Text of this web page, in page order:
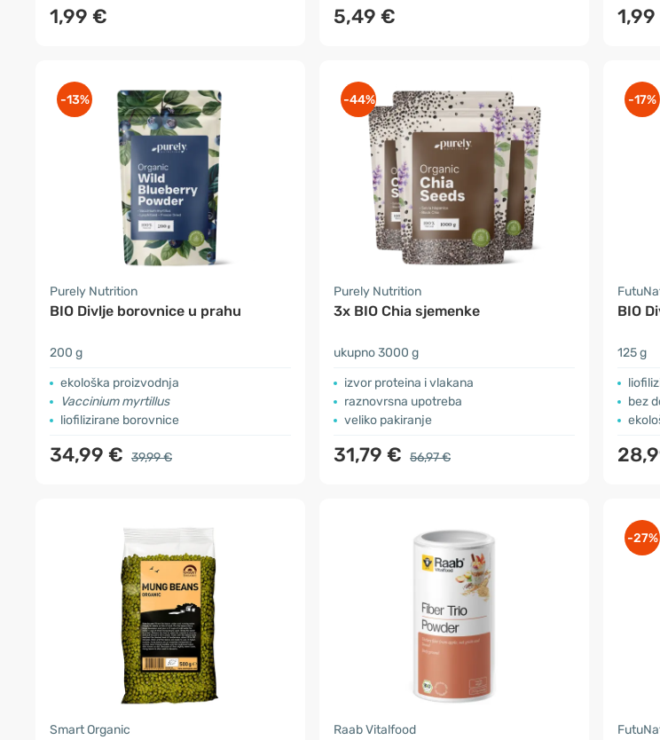
1,99 € 5,49 €
-13%
Purely Nutrition
BIO Divlje borovnice u prahu
200 g
ekološka proizvodnja
Vaccinium myrtillus
liofilizirane borovnice
34,99 € 39,99 €
-44%
Purely Nutrition
3x BIO Chia sjemenke
ukupno 3000 g
izvor proteina i vlakana
raznovrsna upotreba
veliko pakiranje
31,79 € 56,97 €
-17%
BIO
125 g
bez
Smart Organic Raab Vitalfood
-27%